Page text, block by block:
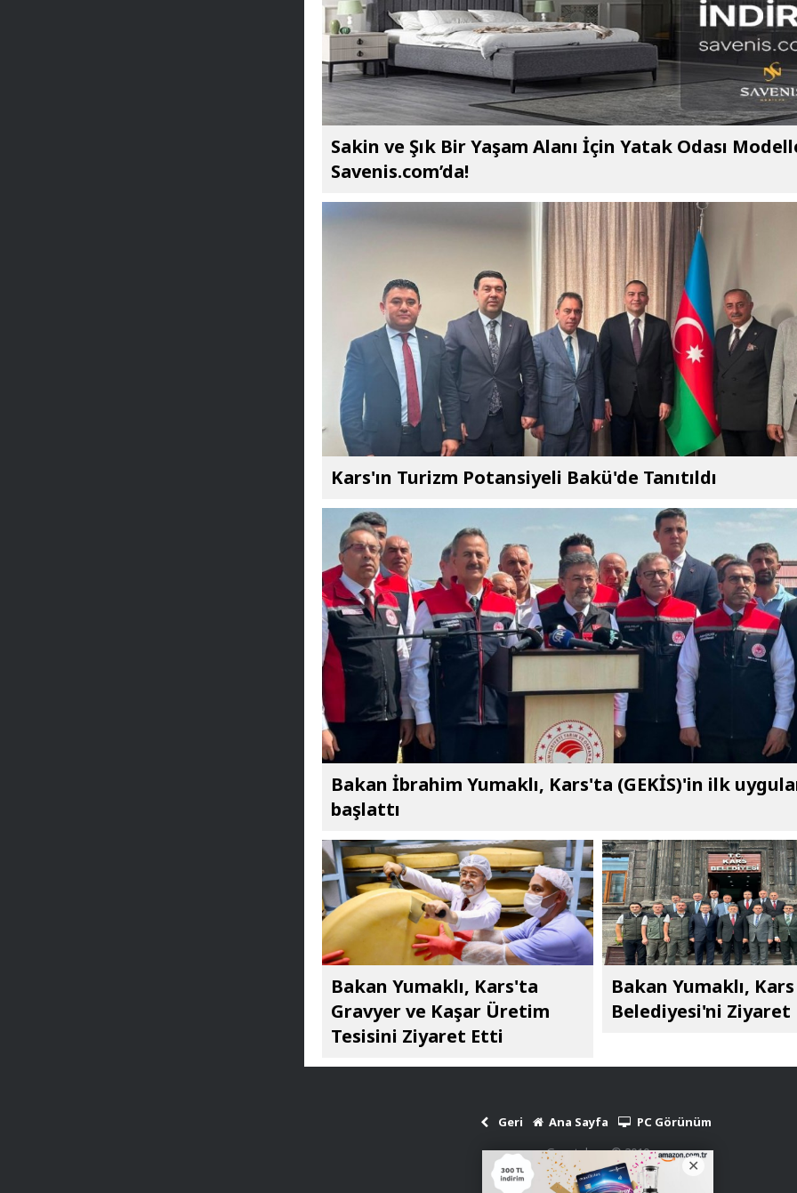
Sakin ve Şık Bir Yaşam Alanı İçin Yatak Odası
Savenis.com’da!
Kars'ın Turizm Potansiyeli Bakü'de Tanıtıldı
Bakan İbrahim Yumaklı, Kars'ta (GEKİS)'in ilk
başlattı
Bakan Yumaklı, Kars'ta
Gravyer ve Kaşar Üretim
Tesisini Ziyaret Etti
Bakan Yumaklı, Kars
Belediyesi'ni
Geri Ana Sayfa
PC Görünüm
Gazetekars © 2010
Haber Scripti